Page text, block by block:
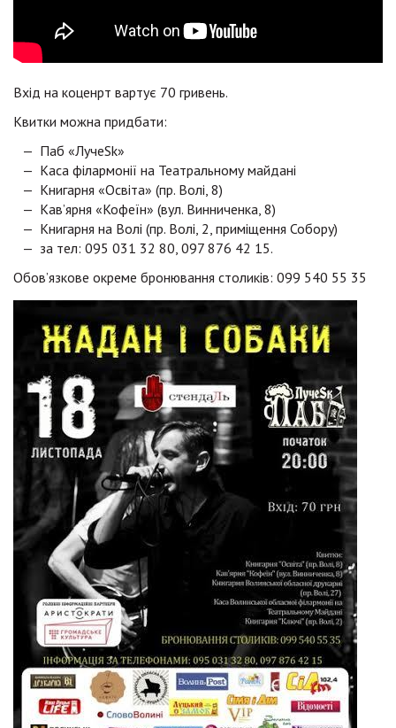
Вхід на коценрт вартує 70 гривень.
Квитки можна придбати:
Паб «ЛучеSk»
Каса філармонії на Театральному майдані
Книгарня «Освіта» (пр. Волі, 8)
Кав’ярня «Кофеїн» (вул. Винниченка, 8)
Книгарня на Волі (пр. Волі, 2, приміщення Собору)
за тел: 095 031 32 80, 097 876 42 15.
Обов’язкове окреме бронювання столиків: 099 540 55 35